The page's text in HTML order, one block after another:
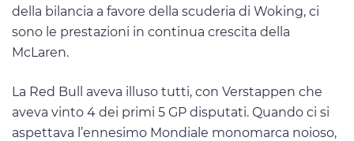
della bilancia a favore della scuderia di Woking, ci
sono le prestazioni in continua crescita della
McLaren.
La Red Bull aveva illuso tutti, con Verstappen che
aveva vinto 4 dei primi 5 GP disputati. Quando ci si
aspettava l’ennesimo Mondiale monomarca noioso,